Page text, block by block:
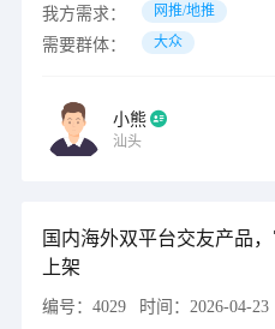
我方需求： 网推/地推
需要群体： 大众
小熊
汕头
国内海外双平台交友产品
上架
编号： 4029 时间： 2026-04-23